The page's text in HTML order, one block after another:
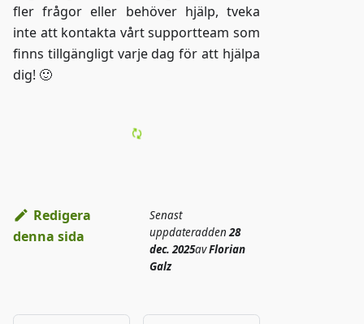
fler frågor eller behöver hjälp, tveka
inte att kontakta vårt supportteam som
finns tillgängligt varje dag för att hjälpa
dig! 🙂
Redigera
denna sida
Senast
uppdateradden28
dec. 2025avFlorian
Galz